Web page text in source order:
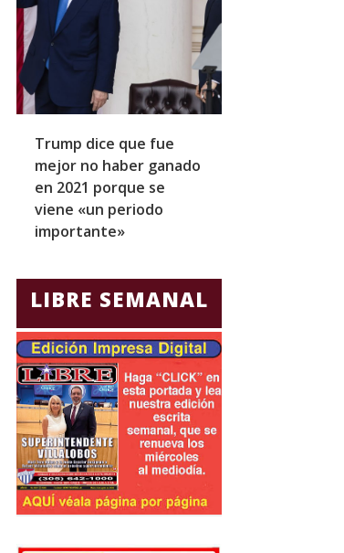
Trump dice que fue
mejor no haber ganado
en 2021 porque se
viene «un periodo
importante»
LIBRE SEMANAL